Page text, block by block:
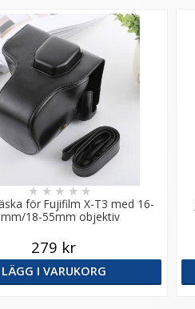
för Fujifilm X-T3 med 16-
18-55mm objektiv
★★★★★
279 kr
LÄGG I VARUKORG